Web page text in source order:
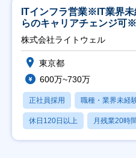
ITインフラ営業※IT業界
らのキャリアチェンジ可
能】
株式会社ライトウェル
東京都
600万~730万
正社員採用 職種・業界未経
休日120日以上 月残業20時